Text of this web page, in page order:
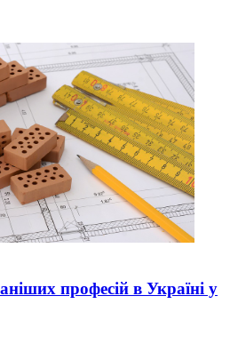
професій в Україні у